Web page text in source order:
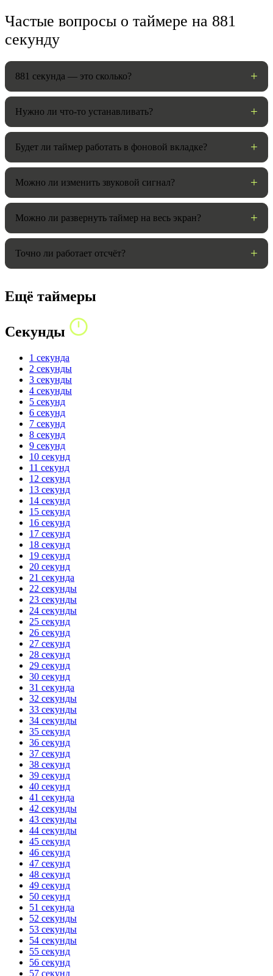
НАСТРОЙКИ
Звуки:
Громкость:
Частые вопросы о таймере на 881
секунду
881 секунда — это сколько?
Нужно ли что-то устанавливать?
Будет ли таймер работать в фоновой вкладке?
Можно ли изменить звуковой сигнал?
Можно ли развернуть таймер на весь экран?
Точно ли работает отсчёт?
Ещё таймеры
Секунды
1 секунда
2 секунды
3 секунды
4 секунды
5 секунд
6 секунд
7 секунд
8 секунд
9 секунд
10 секунд
11 секунд
12 секунд
13 секунд
14 секунд
15 секунд
16 секунд
17 секунд
18 секунд
19 секунд
20 секунд
21 секунда
22 секунды
23 секунды
24 секунды
25 секунд
26 секунд
27 секунд
28 секунд
29 секунд
30 секунд
31 секунда
32 секунды
33 секунды
34 секунды
35 секунд
36 секунд
37 секунд
38 секунд
39 секунд
40 секунд
41 секунда
42 секунды
43 секунды
44 секунды
45 секунд
46 секунд
47 секунд
48 секунд
49 секунд
50 секунд
51 секунда
52 секунды
53 секунды
54 секунды
55 секунд
56 секунд
57 секунд